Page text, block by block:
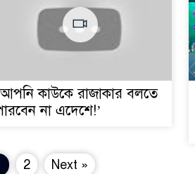
কাউকে রাজাকার বলতে
না এদেশে!’
2 Next »